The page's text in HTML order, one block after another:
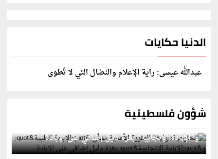
الدنيا حكايات
عبدالله عيسى: راية الإعلام والنضال التي لا تُطوى
شؤون فلسطينية
الخارجية: وثيقة المقررة الأممية بشأن "الإبادة الطبية"
و"الإبادة الإنجابية" بغزة دليل إضافي على الإبادة